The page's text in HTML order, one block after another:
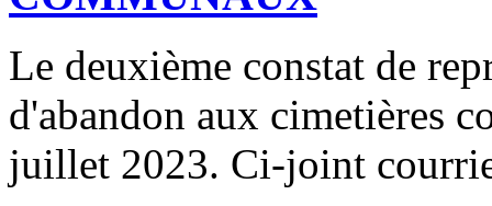
Le deuxième constat de
d'abandon aux cimetières
juillet 2023. Ci-joint